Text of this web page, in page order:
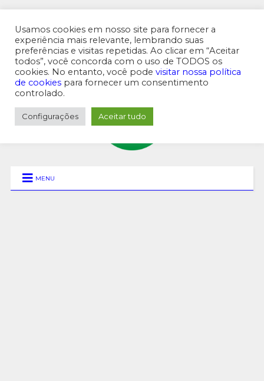
MENU SUPERIOR
MENU
Usamos cookies em nosso site para fornecer a
experiência mais relevante, lembrando suas
preferências e visitas repetidas. Ao clicar em “Aceitar
todos”, você concorda com o uso de TODOS os
cookies. No entanto, você pode visitar nossa política
de cookies para fornecer um consentimento
controlado.
Configurações Aceitar tudo